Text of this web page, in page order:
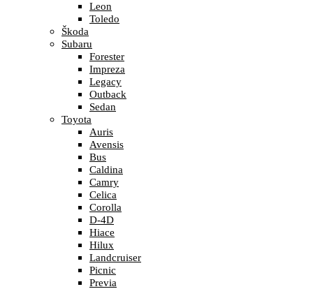
Leon
Toledo
Škoda
Subaru
Forester
Impreza
Legacy
Outback
Sedan
Toyota
Auris
Avensis
Bus
Caldina
Camry
Celica
Corolla
D-4D
Hiace
Hilux
Landcruiser
Picnic
Previa